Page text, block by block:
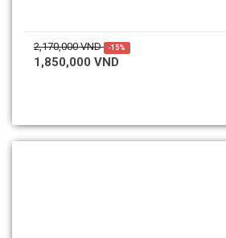
2,170,000 VND -15%
1,850,000 VND